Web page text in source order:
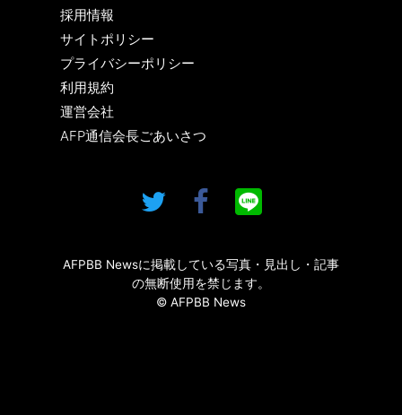
採用情報
サイトポリシー
プライバシーポリシー
利用規約
運営会社
AFP通信会長ごあいさつ
AFPBB Newsに掲載している写真・見出し・記事
の無断使用を禁じます。
© AFPBB News